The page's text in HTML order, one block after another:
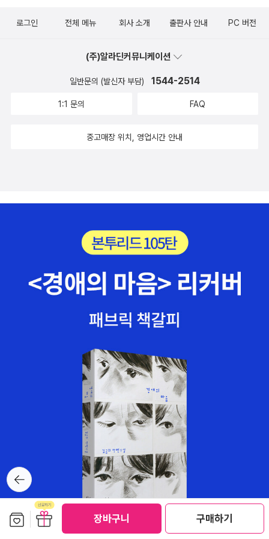
장바구니 구매하기
받을수 있었답니다.목표를 세우고 매일매일 꾸준히 할수 있도록 ~~
복습, 3차 복습.​한 번 외웠다고 외운 게 아니다!진짜 그 단어가 완전히
기호도 아래 나와있어서 참고가 된다고 해요. ​단어 + 발음기호 + 중
요 뜻​이렇게 깔끔하게 정리가 되어있는 단어장 교재랍니다. 'study
록, 실수하지 않도록 도와줍니다. ​반복 또 반복을 하며 영단어가 내
영단어를 통합 수록해 놓은 교재랍니다. ​하루에 30분씩 30단어를 외
받지 못하는 경우는 바로 단어가 부족하기 때문이라고 해요. 영어를
야 합니다. ​반복해서 학습하는 게 힘들지만단어는 반복해서 암기하는
방법뿐이에요. ​9000 단어를 반복 또 반복으로완전히 내 것으로 만들
어주는 교재.<중학영단어 9000>으로 시작해보세요!​<협찬> <출판
사를 통해 교재만을 지원받아 직접 작성하였습니다.>​#마더텅 #중학
영단어 #Mp3제공 #단어장 #고교내신수준단어 #초등필수영단어제
평입니다]
그리고 초딩이와 함께 단어 확인 문제 놀이를 하고 지냈으면 좋겠어~
도서를 제공받아 작성한 리뷰입니다.*​
뒤로가
기
로그인 전체 메뉴 회사 소개 출판사 안내 PC 버전
(주)알라딘커뮤니케이션
일반문의 (발신자 부담) 1544-2514
1:1 문의 FAQ
중고매장 위치, 영업시간 안내